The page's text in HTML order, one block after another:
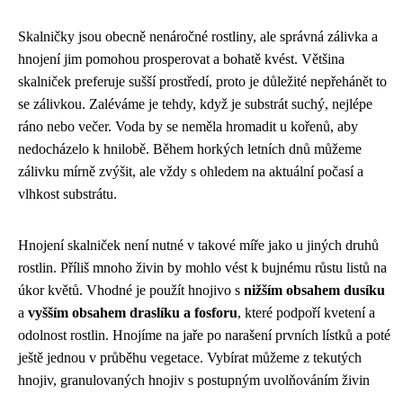
Skalničky jsou obecně nenáročné rostliny, ale správná zálivka a
hnojení jim pomohou prosperovat a bohatě kvést. Většina
skalniček preferuje sušší prostředí, proto je důležité nepřehánět to
se zálivkou. Zaléváme je tehdy, když je substrát suchý, nejlépe
ráno nebo večer. Voda by se neměla hromadit u kořenů, aby
nedocházelo k hnilobě. Během horkých letních dnů můžeme
zálivku mírně zvýšit, ale vždy s ohledem na aktuální počasí a
vlhkost substrátu.
Hnojení skalniček není nutné v takové míře jako u jiných druhů
rostlin. Příliš mnoho živin by mohlo vést k bujnému růstu listů na
úkor květů. Vhodné je použít hnojivo s nižším obsahem dusíku
a vyšším obsahem draslíku a fosforu, které podpoří kvetení a
odolnost rostlin. Hnojíme na jaře po narašení prvních lístků a poté
ještě jednou v průběhu vegetace. Vybírat můžeme z tekutých
hnojiv, granulovaných hnojiv s postupným uvolňováním živin